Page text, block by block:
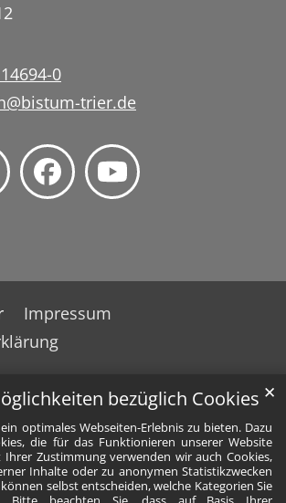
bezüglich Cookies
optimales Webseiten-Erlebnis zu bieten. Dazu
die für das Funktionieren unserer Website
Zustimmung verwenden wir auch Cookies,
Inhalte oder zu anonymen Statistikzwecken
selbst entscheiden, welche Kategorien Sie
✕
0
trier.de
Impressum